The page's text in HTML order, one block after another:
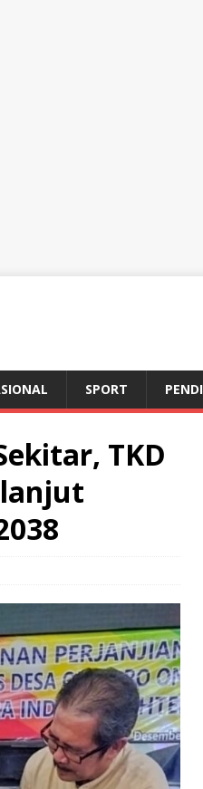
SPORT
TKD